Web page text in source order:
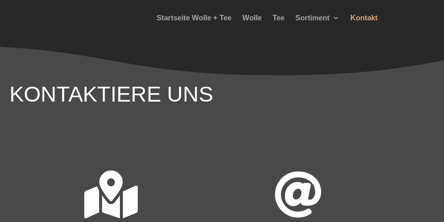
Startseite Wolle + Tee Wolle Tee Sortiment Kontakt
KONTAKTIERE UNS
 